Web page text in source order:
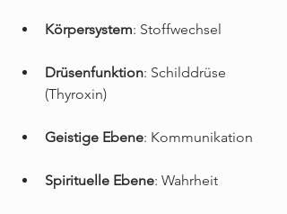
Körpersystem: Stoffwechsel
Drüsenfunktion: Schilddrüse
(Thyroxin)
Geistige Ebene: Kommunikation
Spirituelle Ebene: Wahrheit